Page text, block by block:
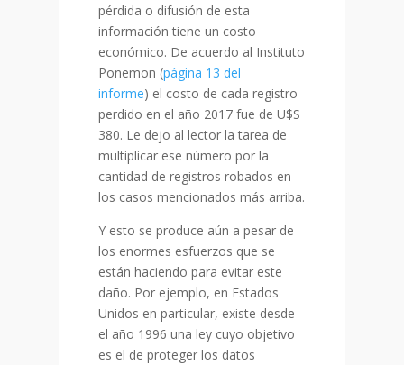
pérdida o difusión de esta
información tiene un costo
económico. De acuerdo al Instituto
Ponemon (página 13 del
informe) el costo de cada registro
perdido en el año 2017 fue de U$S
380. Le dejo al lector la tarea de
multiplicar ese número por la
cantidad de registros robados en
los casos mencionados más arriba.
Y esto se produce aún a pesar de
los enormes esfuerzos que se
están haciendo para evitar este
daño. Por ejemplo, en Estados
Unidos en particular, existe desde
el año 1996 una ley cuyo objetivo
es el de proteger los datos